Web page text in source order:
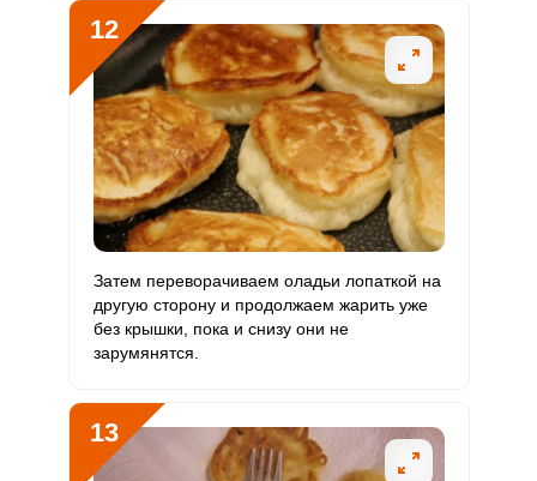
12
Затем переворачиваем оладьи лопаткой на
другую сторону и продолжаем жарить уже
без крышки, пока и снизу они не
зарумянятся.
13